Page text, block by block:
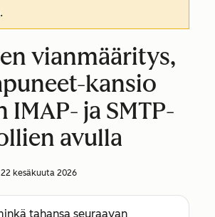
.
vianmääritys,
kansio
IMAP- ja SMTP-
avulla
22 kesäkuuta 2026
tahansa seuraavan